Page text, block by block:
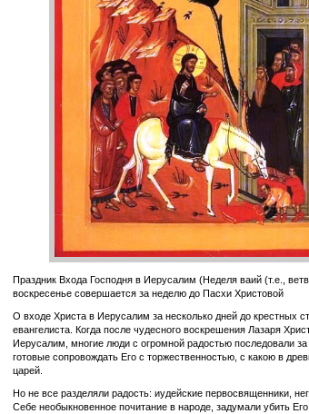
Праздник Входа Господня в Иерусалим (Неделя ваий (т.е.,
воскресенье совершается за неделю до Пасхи Христовой
О входе Христа в Иерусалим за несколько дней до крестных
евангелиста. Когда после чудесного воскрешения Лазаря
Иерусалим, многие люди с огромной радостью последовали
готовые сопровождать Его с торжественностью, с какою в
царей.
Но не все разделяли радость: иудейские первосвященники,
Себе необыкновенное почитание в народе, задумали убить